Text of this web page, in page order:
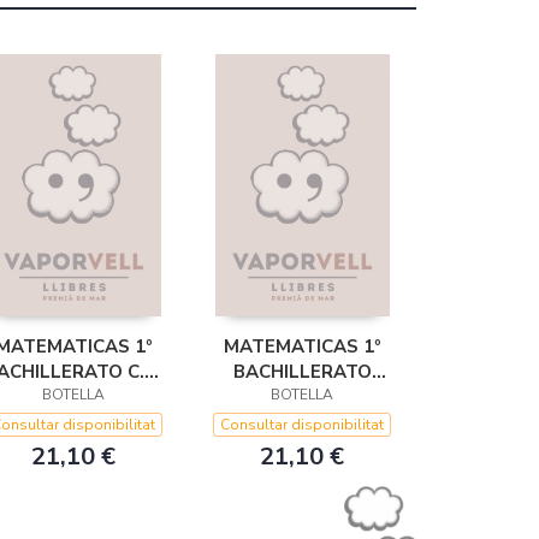
1º
C.N.
TECNOLOGICO
BOTELLA
disponibilitat
21,10 €
MATEMATICAS 1º
BACHILLERATO
CIENCIAS HUMANAS
Y SOC
BOTELLA
Consultar disponibilitat
21,10 €